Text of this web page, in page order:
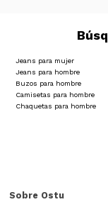
Jeans para mujer
Jeans para hombre
Buzos para hombre
Camisetas para hombre
Chaquetas para hombre
Sobre Ostu